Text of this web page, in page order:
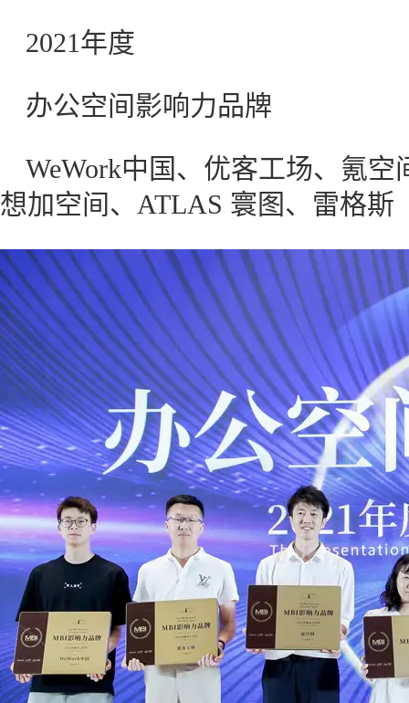
2021年度
办公空间影响力品牌
WeWork中国、优客工场、氪
想加空间、ATLAS 寰图、雷格斯